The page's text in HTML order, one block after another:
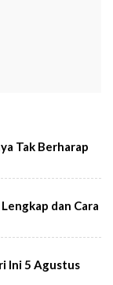
Tak Berharap
dan Cara
Ini 5 Agustus